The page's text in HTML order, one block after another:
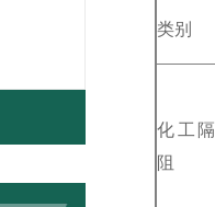
类别
化工
阻